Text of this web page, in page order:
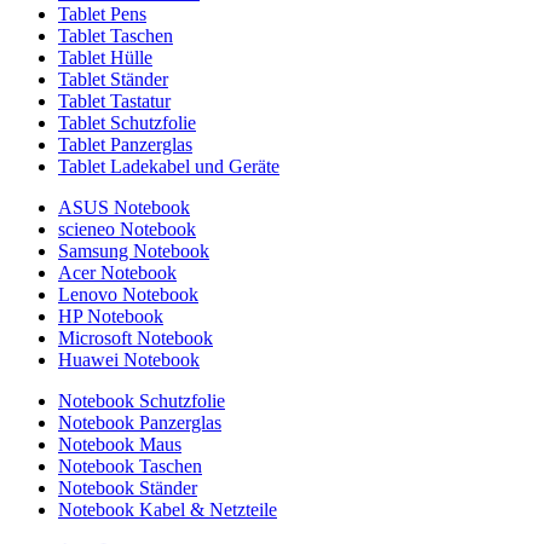
Tablet Pens
Tablet Taschen
Tablet Hülle
Tablet Ständer
Tablet Tastatur
Tablet Schutzfolie
Tablet Panzerglas
Tablet Ladekabel und Geräte
ASUS Notebook
scieneo Notebook
Samsung Notebook
Acer Notebook
Lenovo Notebook
HP Notebook
Microsoft Notebook
Huawei Notebook
Notebook Schutzfolie
Notebook Panzerglas
Notebook Maus
Notebook Taschen
Notebook Ständer
Notebook Kabel & Netzteile